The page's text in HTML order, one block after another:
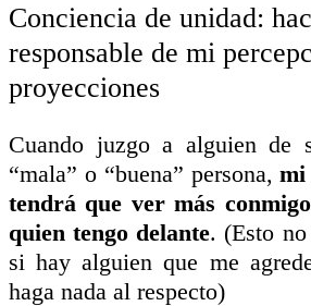
Conciencia de unidad:
responsable de mi
proyecciones
Cuando juzgo a alguien de
“mala” o “buena” persona,mi
tendrá que ver más
quien tengo delante. (Esto
si hay alguien que me
haga nada al respecto)